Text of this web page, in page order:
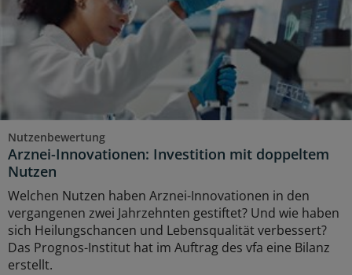
Nutzenbewertung
Arznei-Innovationen: Investition mit doppeltem
Nutzen
Welchen Nutzen haben Arznei-Innovationen in den
vergangenen zwei Jahrzehnten gestiftet? Und wie haben
sich Heilungschancen und Lebensqualität verbessert?
Das Prognos-Institut hat im Auftrag des vfa eine Bilanz
erstellt.